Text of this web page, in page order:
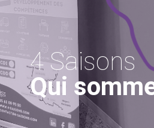
4 Saisons
Qui